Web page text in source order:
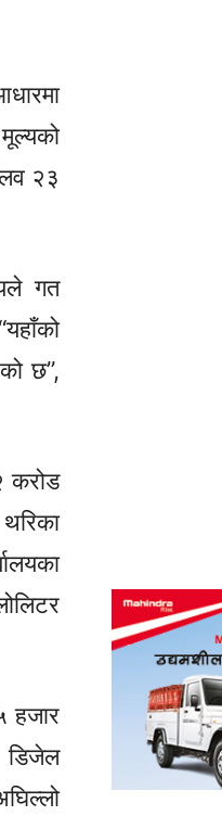
२३
गत
छ”,
करोड
हजार